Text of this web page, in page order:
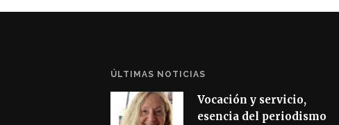
ÚLTIMAS NOTICIAS
Vocación y servicio,
esencia del periodismo